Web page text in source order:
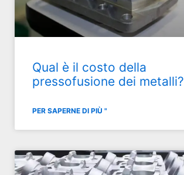
Qual è il costo della
pressofusione dei metalli?
PER SAPERNE DI PIÙ "